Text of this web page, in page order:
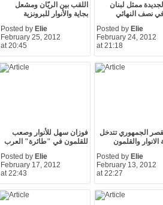
اللقب بين الريّان ومشعل
بجاية والأنوار للبرونزية
Posted by Elie
February 25, 2012
at 20:45
ممثل لبنان
في نصف النهائي
Posted by Elie
February 24, 2012
at 21:18
فوزان سهل للأنوار وصعب
للقلمون في "طائرة" العرب
Posted by Elie
February 17, 2012
at 22:43
الجمهوري تتدخل
والقلمون
Posted by Elie
February 13, 2012
at 22:27